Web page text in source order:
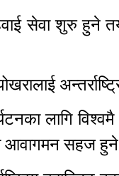
सेवा शुरु हुने
लागि
आवागमन सहज हुने